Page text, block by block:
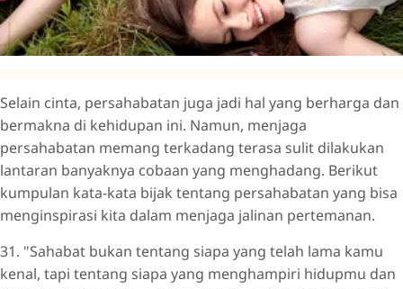
Selain cinta, persahabatan juga jadi hal yang berharga dan
bermakna di kehidupan ini. Namun, menjaga
persahabatan memang terkadang terasa sulit dilakukan
lantaran banyaknya cobaan yang menghadang. Berikut
kumpulan kata-kata bijak tentang persahabatan yang bisa
menginspirasi kita dalam menjaga jalinan pertemanan.
31. "Sahabat bukan tentang siapa yang telah lama kamu
kenal, tapi tentang siapa yang menghampiri hidupmu dan